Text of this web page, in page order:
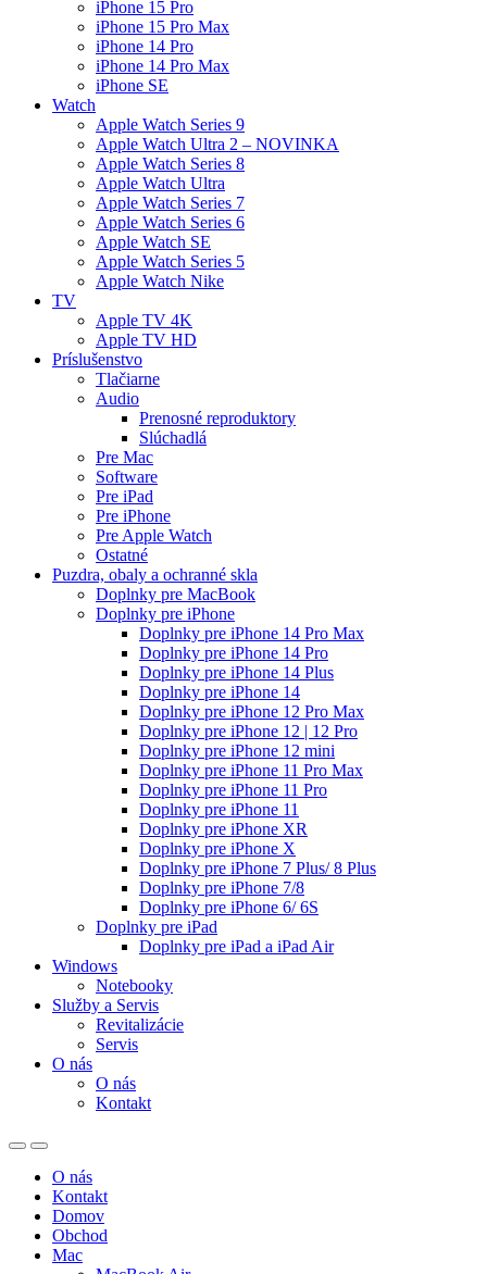
iPhone 15 Pro
iPhone 15 Pro Max
iPhone 14 Pro
iPhone 14 Pro Max
iPhone SE
Watch
Apple Watch Series 9
Apple Watch Ultra 2 – NOVINKA
Apple Watch Series 8
Apple Watch Ultra
Apple Watch Series 7
Apple Watch Series 6
Apple Watch SE
Apple Watch Series 5
Apple Watch Nike
TV
Apple TV 4K
Apple TV HD
Príslušenstvo
Tlačiarne
Audio
Prenosné reproduktory
Slúchadlá
Pre Mac
Software
Pre iPad
Pre iPhone
Pre Apple Watch
Ostatné
Puzdra, obaly a ochranné skla
Doplnky pre MacBook
Doplnky pre iPhone
Doplnky pre iPhone 14 Pro Max
Doplnky pre iPhone 14 Pro
Doplnky pre iPhone 14 Plus
Doplnky pre iPhone 14
Doplnky pre iPhone 12 Pro Max
Doplnky pre iPhone 12 | 12 Pro
Doplnky pre iPhone 12 mini
Doplnky pre iPhone 11 Pro Max
Doplnky pre iPhone 11 Pro
Doplnky pre iPhone 11
Doplnky pre iPhone XR
Doplnky pre iPhone X
Doplnky pre iPhone 7 Plus/ 8 Plus
Doplnky pre iPhone 7/8
Doplnky pre iPhone 6/ 6S
Doplnky pre iPad
Doplnky pre iPad a iPad Air
Windows
Notebooky
Služby a Servis
Revitalizácie
Servis
O nás
O nás
Kontakt
O nás
Kontakt
Domov
Obchod
Mac